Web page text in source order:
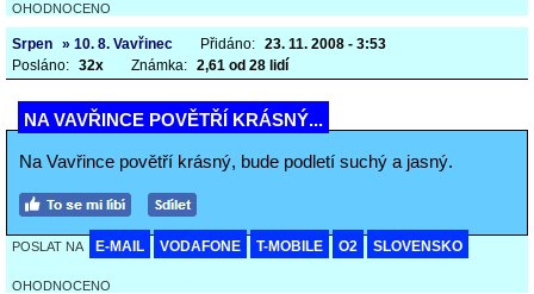
OHODNOCENO
Srpen » 10. 8. Vavřinec Přidáno: 23. 11. 2008 - 3:53
Posláno: 32x Známka: 2,61 od 28 lidí
NA VAVŘINCE POVĚTŘÍ KRÁSNÝ...
Na Vavřince povětří krásný, bude podletí suchý a jasný.
POSLAT NA E-MAIL VODAFONE T-MOBILE O2 SLOVENSKO
OHODNOCENO